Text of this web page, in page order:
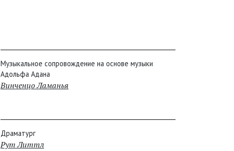
Музыкальное сопровождение на основе музыки
Адольфа Адана
Винченцо Ламанья
Драматург
Рут Литтл